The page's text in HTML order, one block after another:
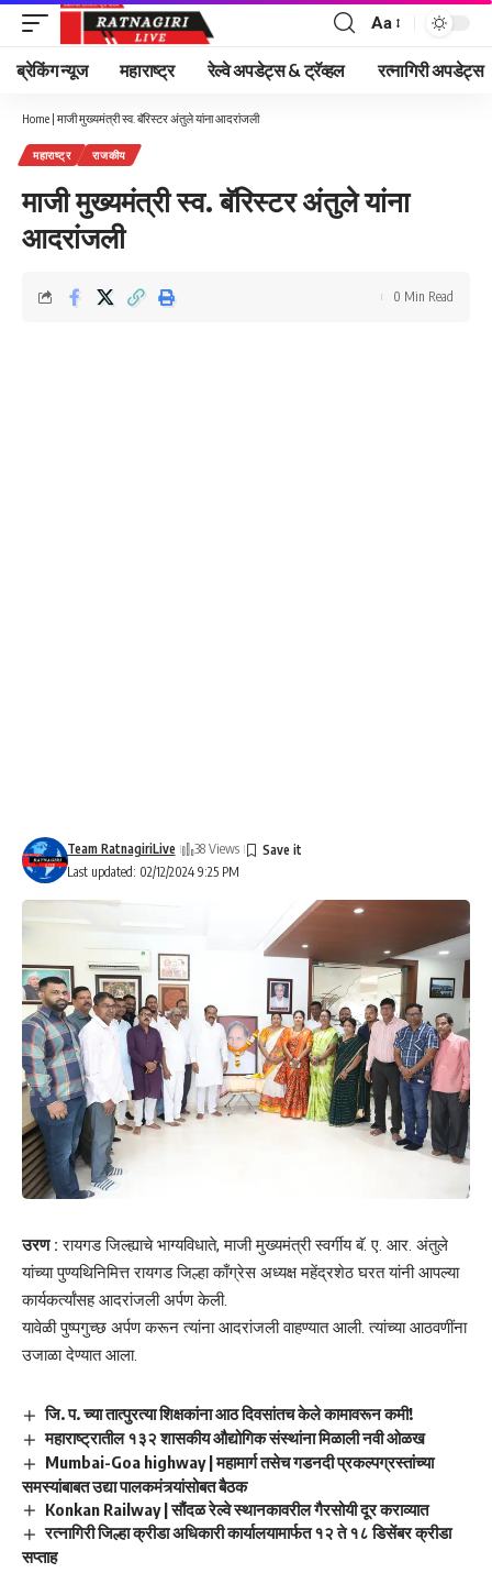
Font
Resizer
Aa
ब्रेकिंग न्यूज महाराष्ट्र रेल्वे अपडेट्स & ट्रॅव्हल रत्नागिरी अपडेट्स
Home | माजी मुख्यमंत्री स्व. बॅरिस्टर अंतुले यांना आदरांजली
महाराष्ट्र राजकीय
माजी मुख्यमंत्री स्व. बॅरिस्टर अंतुले यांना
आदरांजली
Last updated: 02/12/2024 9:25 PM
Team RatnagiriLive 38 Views
0 Min Read
उरण : रायगड जिल्ह्याचे भाग्यविधाते, माजी मुख्यमंत्री स्वर्गीय बॅ. ए. आर. अंतुले
यांच्या पुण्यथिनिमित्त रायगड जिल्हा काँग्रेस अध्यक्ष महेंद्रशेठ घरत यांनी आपल्या
कार्यकर्त्यांसह आदरांजली अर्पण केली.
यावेळी पुष्पगुच्छ अर्पण करून त्यांना आदरांजली वाहण्यात आली. त्यांच्या आठवणींना
उजाळा देण्यात आला.
जि. प. च्या तात्पुरत्या शिक्षकांना आठ दिवसांतच केले कामावरून कमी!
महाराष्ट्रातील १३२ शासकीय औद्योगिक संस्थांना मिळाली नवी ओळख
Mumbai-Goa highway | महामार्ग तसेच गडनदी प्रकल्पग्रस्तांच्या
समस्यांबाबत उद्या पालकमंत्र्यांसोबत बैठक
Konkan Railway | सौंदळ रेल्वे स्थानकावरील गैरसोयी दूर कराव्यात
रत्नागिरी जिल्हा क्रीडा अधिकारी कार्यालयामार्फत १२ ते १८ डिसेंबर क्रीडा
सप्ताह